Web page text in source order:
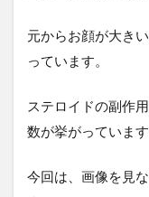
元からお顔が大き
っています。
ステロイドの副作
数が挙がっています
今回は、画像を見